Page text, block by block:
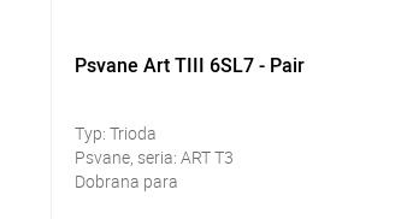
Psvane Art TIII 6SL7 - Pair
Typ: Trioda
Psvane, seria: ART T3
Dobrana para